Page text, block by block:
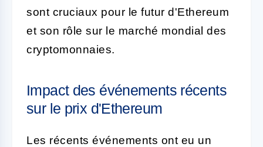
sont cruciaux pour le futur d'Ethereum
et son rôle sur le marché mondial des
cryptomonnaies.
Impact des événements récents
sur le prix d'Ethereum
Les récents événements ont eu un